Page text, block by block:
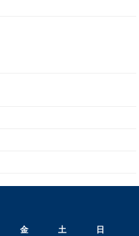
金 土
日